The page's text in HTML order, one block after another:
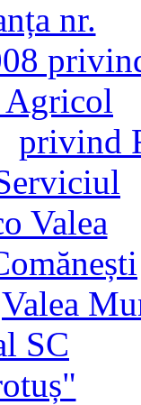
privind
Valea